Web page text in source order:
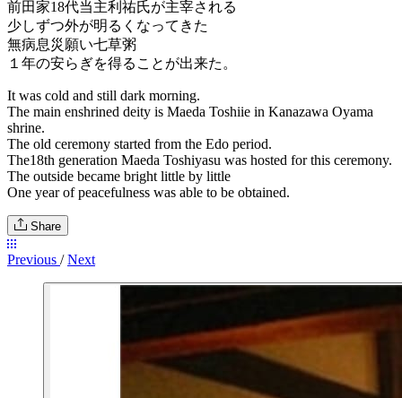
前田家18代当主利祐氏が主宰される
少しずつ外が明るくなってきた
無病息災願い七草粥
１年の安らぎを得ることが出来た。
It was cold and still dark morning.
The main enshrined deity is Maeda Toshiie in Kanazawa Oyama
shrine.
The old ceremony started from the Edo period.
The18th generation Maeda Toshiyasu was hosted for this ceremony.
The outside became bright little by little
One year of peacefulness was able to be obtained.
Share
Previous / Next